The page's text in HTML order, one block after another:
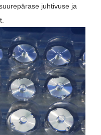
juhtivuse ja